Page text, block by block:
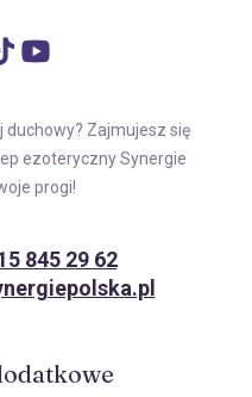
Zajmujesz się
ezoteryczny Synergie
progi!
845 29 62